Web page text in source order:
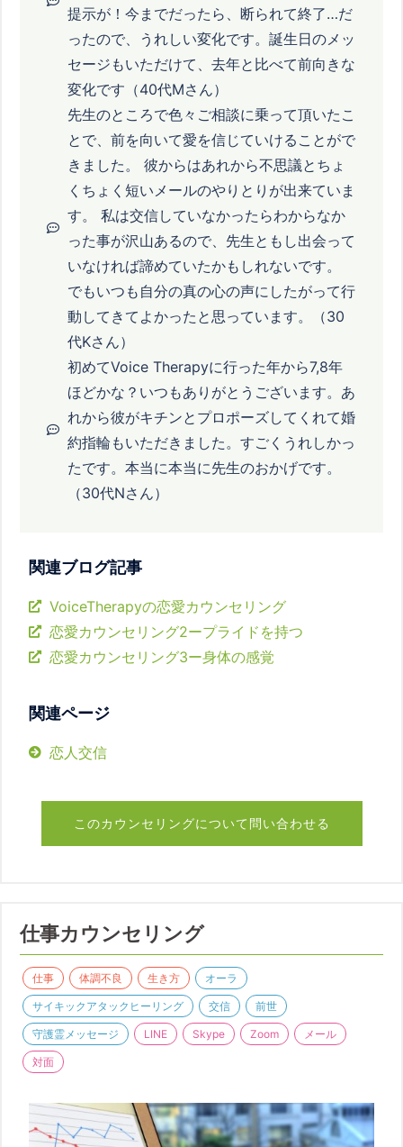
提示が！今までだったら、断られて終了…だ
ったので、うれしい変化です。誕生日のメッ
セージもいただけて、去年と比べて前向きな
変化です（40代Mさん）
先生のところで色々ご相談に乗って頂いたこ
とで、前を向いて愛を信じていけることがで
きました。 彼からはあれから不思議とちょ
くちょく短いメールのやりとりが出来ていま
す。 私は交信していなかったらわからなか
った事が沢山あるので、先生ともし出会って
いなければ諦めていたかもしれないです。
でもいつも自分の真の心の声にしたがって行
動してきてよかったと思っています。（30
代Kさん）
初めてVoice Therapyに行った年から7,8年
ほどかな？いつもありがとうございます。あ
れから彼がキチンとプロポーズしてくれて婚
約指輪もいただきました。すごくうれしかっ
たです。本当に本当に先生のおかげです。
（30代Nさん）
関連ブログ記事
VoiceTherapyの恋愛カウンセリング
恋愛カウンセリング2ープライドを持つ
恋愛カウンセリング3ー身体の感覚
関連ページ
恋人交信
このカウンセリングについて問い合わせる
仕事カウンセリング
仕事 体調不良 生き方 オーラ
サイキックアタックヒーリング 交信 前世
守護霊メッセージ LINE Skype Zoom メール
対面